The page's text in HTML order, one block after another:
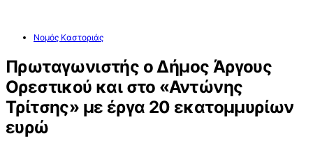
Νομός Καστοριάς
Πρωταγωνιστής ο Δήμος Άργους
Ορεστικού και στο «Αντώνης
Τρίτσης» με έργα 20 εκατομμυρίων
ευρώ